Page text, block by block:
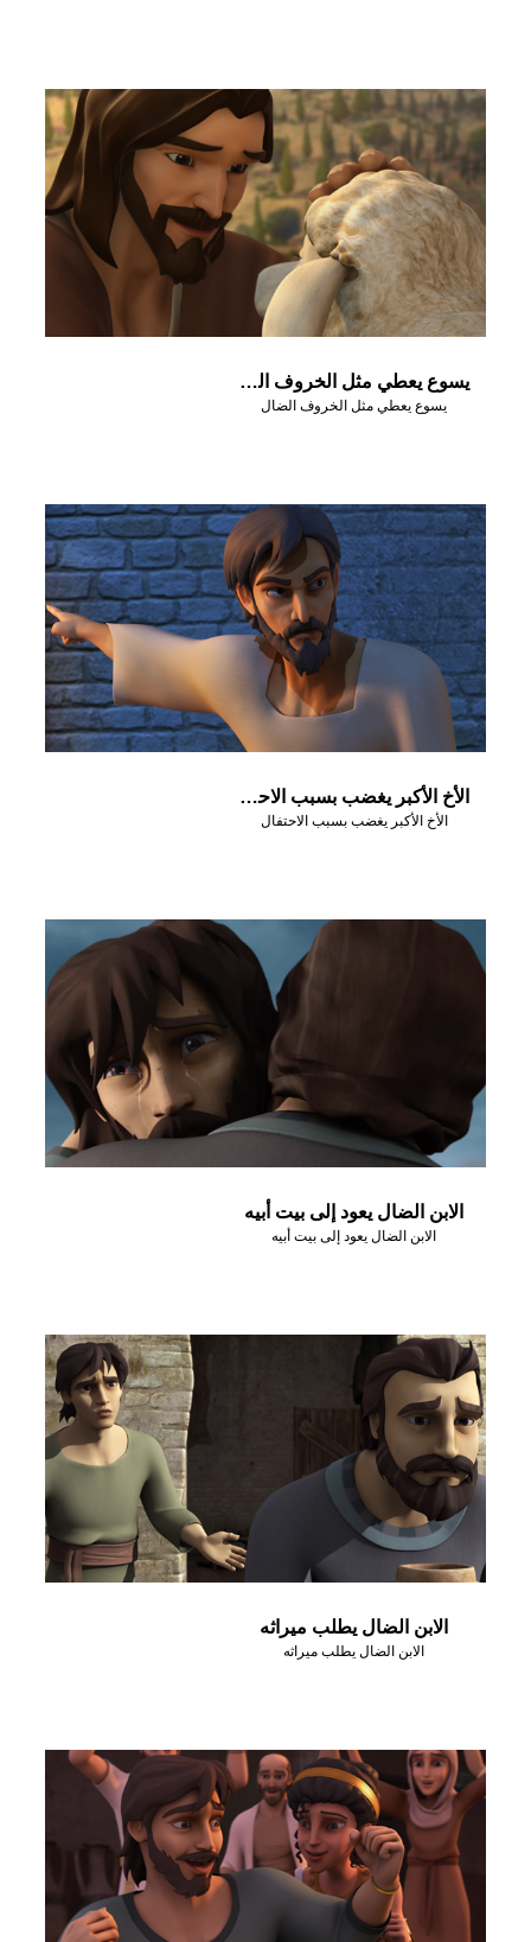
يسوع يعطي مثل الخروف الضال
يسوع يعطي مثل الخروف الضال
الأخ الأكبر يغضب بسبب الاحتفال
الأخ الأكبر يغضب بسبب الاحتفال
الابن الضال يعود إلى بيت أبيه
الابن الضال يعود إلى بيت أبيه
الابن الضال يطلب ميراثه
الابن الضال يطلب ميراثه